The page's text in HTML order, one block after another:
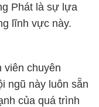
Phát là sự lựa
lĩnh vực này.
viên chuyên
ngũ này luôn sẵn
của quá trình